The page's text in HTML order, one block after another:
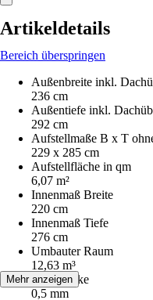
Artikeldetails
Bereich überspringen
Außenbreite inkl.
236 cm
Außentiefe inkl.
292 cm
Aufstellmaße B x T
229 x 285 cm
Aufstellfläche in qm
6,07 m²
Innenmaß Breite
220 cm
Innenmaß Tiefe
276 cm
Umbauter Raum
12,63 m³
Wandstärke
0,5 mm
Mehr anzeigen